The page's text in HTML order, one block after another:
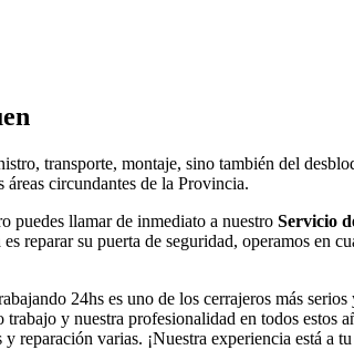
transporte, montaje, sino también del
circundantes de la Provincia.
puedes llamar de inmediato a nuestroServicio
reparar su puerta de seguridad, operamos en
24hs es uno de los cerrajeros más serios
y nuestra profesionalidad en todos estos
reparación varias. ¡Nuestra experiencia está a